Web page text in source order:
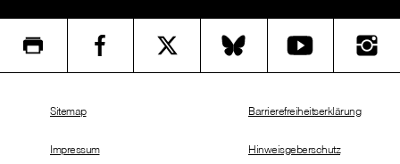
Sitemap
Impressum
Barrierefreiheitserklärung
Hinweisgeberschutz